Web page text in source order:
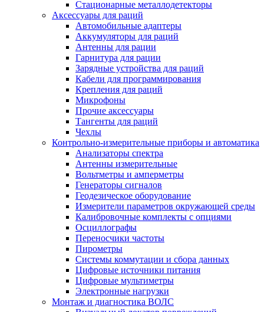
Стационарные металлодетекторы
Аксессуары для раций
Автомобильные адаптеры
Аккумуляторы для раций
Антенны для рации
Гарнитура для рации
Зарядные устройства для раций
Кабели для программирования
Крепления для раций
Микрофоны
Прочие аксессуары
Тангенты для раций
Чехлы
Контрольно-измерительные приборы и автоматика
Анализаторы спектра
Антенны измерительные
Вольтметры и амперметры
Генераторы сигналов
Геодезическое оборудование
Измерители параметров окружающей среды
Калибровочные комплекты с опциями
Осциллографы
Переносчики частоты
Пирометры
Системы коммутации и сбора данных
Цифровые источники питания
Цифровые мультиметры
Электронные нагрузки
Монтаж и диагностика ВОЛС